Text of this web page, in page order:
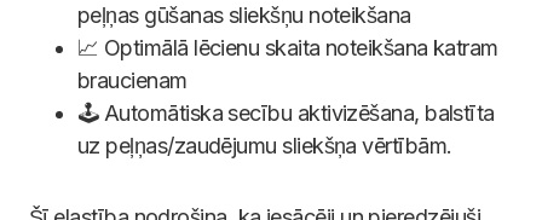
peļņas gūšanas sliekšņu noteikšana
📈 Optimālā lēcienu skaita noteikšana katram
braucienam
🕹️ Automātiska secību aktivizēšana, balstīta
uz peļņas/zaudējumu sliekšņa vērtībām.